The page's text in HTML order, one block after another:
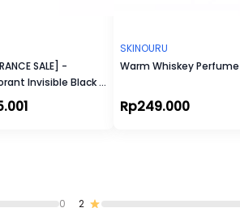
kulit.
SALE] -
Invisible Black &
Roll On
SKINOURU
Warm Whiskey Perfume
Rp249.000
0
2